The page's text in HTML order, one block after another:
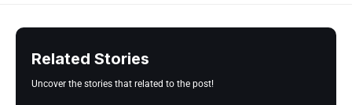
Related Stories
Uncover the stories that related to the post!